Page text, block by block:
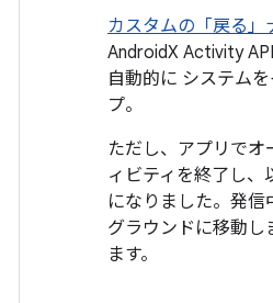
カスタムの「戻る」
AndroidX Activity
自動的に システム
プ。
ただし、アプリでオ
ィビティを終了し、
になりました。発信
グラウンドに移動し
ます。